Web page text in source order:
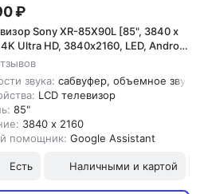
₽
Sony XR-85X90L [85", 3840 x
Ultra HD, 3840х2160, LED, Android
звука: сабвуфер, объемное
LCD телевизор
85"
3840 x 2160
помощник: Google Assistant
Есть Наличными и картой